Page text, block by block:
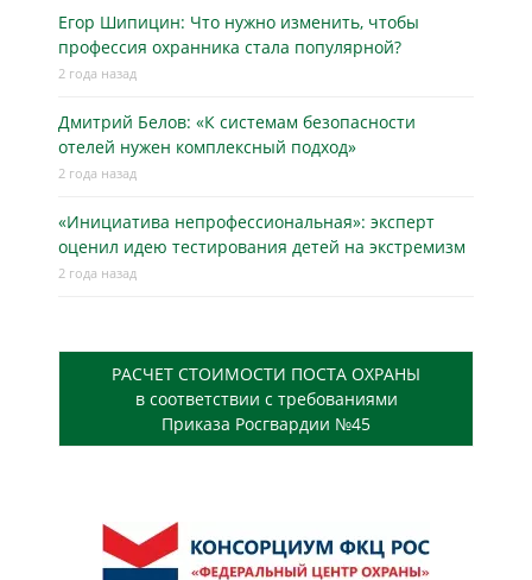
Егор Шипицин: Что нужно изменить, чтобы
профессия охранника стала популярной?
2 года назад
Дмитрий Белов: «К системам безопасности
отелей нужен комплексный подход»
2 года назад
«Инициатива непрофессиональная»: эксперт
оценил идею тестирования детей на экстремизм
2 года назад
РАСЧЕТ СТОИМОСТИ ПОСТА ОХРАНЫ
в соответствии с требованиями
Приказа Росгвардии №45